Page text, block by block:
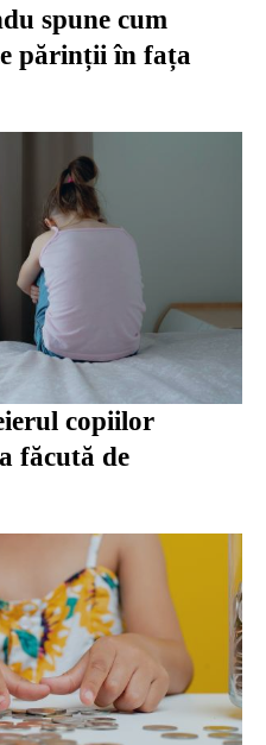
spune cum
părinții în fața
copiilor
făcută de